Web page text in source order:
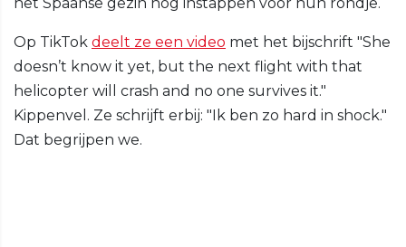
Op TikTok deelt ze een video met het bijschrift "She
doesn’t know it yet, but the next flight with that
helicopter will crash and no one survives it."
Kippenvel. Ze schrijft erbij: "Ik ben zo hard in shock."
Dat begrijpen we.